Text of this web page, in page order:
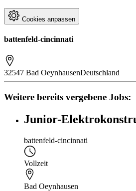
Cookies anpassen
battenfeld-cincinnati
32547 Bad OeynhausenDeutschland
Weitere bereits vergebene Jobs:
Junior-
battenfeld-cincinnati
Vollzeit
Bad Oeynhausen